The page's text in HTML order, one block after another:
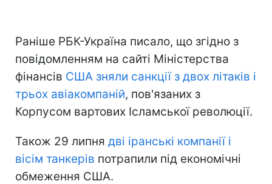
Раніше РБК-Україна писало, що згідно з
повідомленням на сайті Міністерства
фінансів США зняли санкції з двох літаків і
трьох авіакомпаній, пов'язаних з
Корпусом вартових Ісламської революції.
Також 29 липня дві іранські компанії і
вісім танкерів потрапили під економічні
обмеження США.